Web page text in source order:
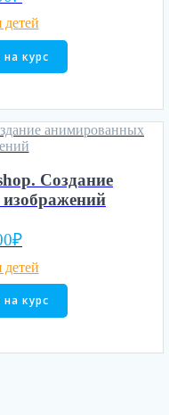
курс
Создание
₽
курс